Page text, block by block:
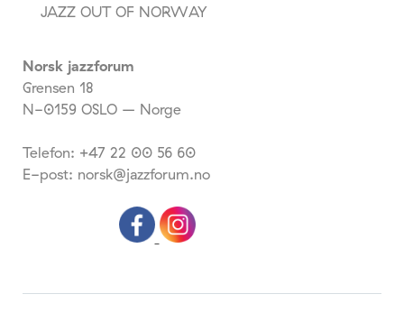
JAZZ OUT OF NORWAY
Norsk jazzforum
Grensen 18
N-0159 OSLO – Norge
Telefon: +47 22 00 56 60
E-post: norsk@jazzforum.no